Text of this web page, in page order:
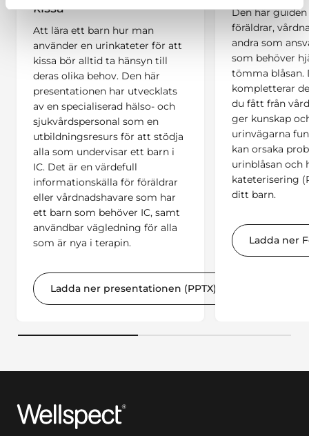
kissa
Att lära ett barn hur man
använder en urinkateter för att
kissa bör alltid ta hänsyn till
deras olika behov. Den här
presentationen har utvecklats
av en specialiserad hälso- och
sjukvårdspersonal som en
utbildningsresurs för att stödja
alla som undervisar ett barn i
IC. Det är en värdefull
informationskälla för föräldrar
eller vårdnadshavare som har
ett barn som behöver IC, samt
användbar vägledning för alla
som är nya i terapin.
Ladda ner presentationen (PPTX)
Den här
föräldrar,
andra som
som behöver
tömma blåsan.
kompletterar
du fått från
ger kunskap
urinvägarna
kan orsaka
urinblåsan
kateterisering
ditt barn.
Ladda ner
Wellspect